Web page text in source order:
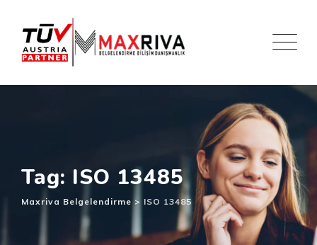
content
Tag: ISO 13485
Maxriva Belgelendirme > ISO 13485